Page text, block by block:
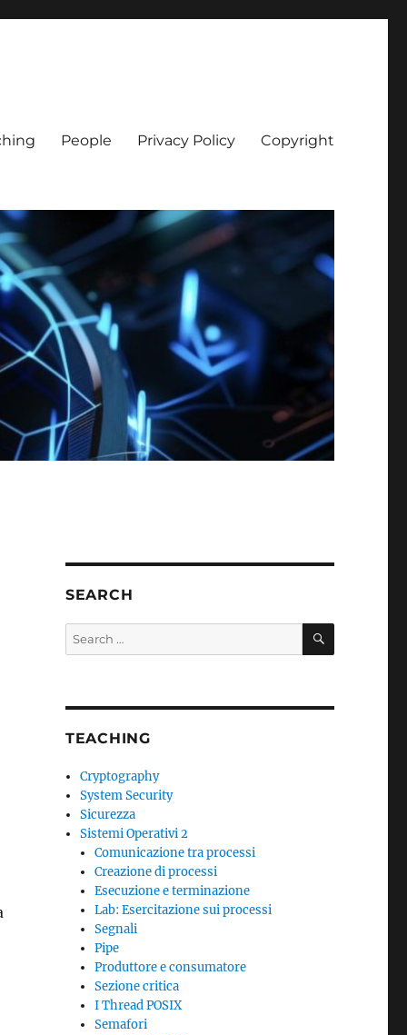
People Privacy Policy Copyright
SEARCH
Search
for:
SEARCH
TEACHING
Cryptography
System Security
Sicurezza
Sistemi Operativi 2
Comunicazione tra processi
Creazione di processi
Esecuzione e terminazione
Lab: Esercitazione sui processi
Segnali
Pipe
Produttore e consumatore
Sezione critica
I Thread POSIX
Semafori